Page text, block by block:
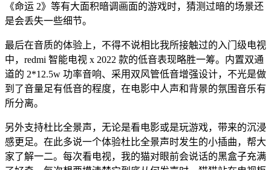
《命运 2》等有大面积暗调画面的游戏时，猜测过暗的场景还
是会丢失一些细节。
最后在音质的体验上，不得不说相比我所接触过的入门级电视
中，redmi 智能电视 x 2022 款的低音表现略胜一筹。内置双通
道的 2*12.5w 功率音响、采用双风管低音增强设计，不光是做
到了音量足有低音的程度，在电影中人声和背景的氛围音乐有
所分离。
另外支持杜比全景声，无论是看电影或是玩游戏，带来的沉浸
感更足。在此多说一个体验杜比全景声时发生的小插曲，帮大
家了解一二。每次看电视，我的猫对眼前会说话的黑盒子充满